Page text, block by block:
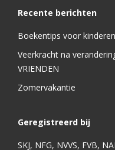
Recente berichten
Boekentips voor
Veerkracht na
VRIENDEN
Zomervakantie
Geregistreerd bij
SKJ, NFG, NVVS, FVB,